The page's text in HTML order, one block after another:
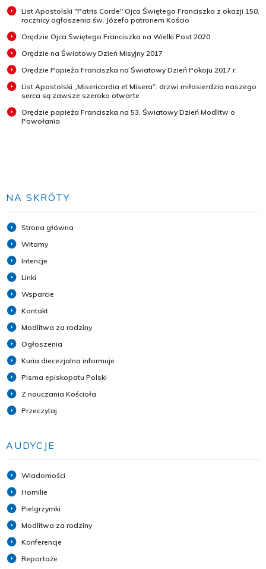
List Apostolski "Patris Corde" Ojca Świętego Franciszka z okazji 150.
rocznicy ogłoszenia św. Józefa patronem Kościo
Orędzie Ojca Świętego Franciszka na Wielki Post 2020
Orędzie na Światowy Dzień Misyjny 2017
Orędzie Papieża Franciszka na Światowy Dzień Pokoju 2017 r.
List Apostolski „Misericordia et Misera”: drzwi miłosierdzia naszego
serca są zawsze szeroko otwarte
Orędzie papieża Franciszka na 53. Światowy Dzień Modlitw o
Powołania
NA SKRÓTY
Strona główna
Witamy
Intencje
Linki
Wsparcie
Kontakt
Modlitwa za rodziny
Ogłoszenia
Kuria diecezjalna informuje
Pisma episkopatu Polski
Z nauczania Kościoła
Przeczytaj
AUDYCJE
Wiadomości
Homilie
Pielgrzymki
Modlitwa za rodziny
Konferencje
Reportaże